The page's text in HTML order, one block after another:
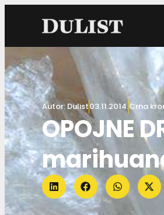
Autor:Dulist03.11.2014.Crna
OPOJNE